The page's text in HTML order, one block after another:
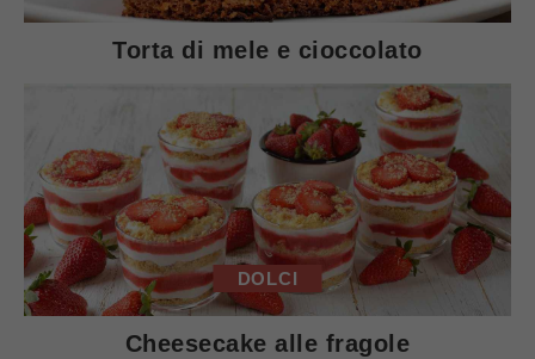
Torta di mele e cioccolato
DOLCI
Cheesecake alle fragole